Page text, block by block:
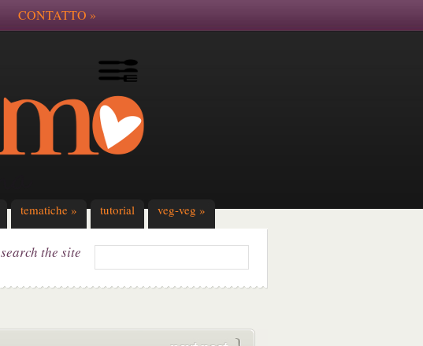
CONTATTO »
tematiche » tutorial veg-veg »
search the site